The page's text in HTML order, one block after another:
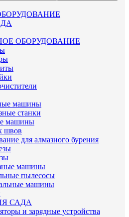
ОБОРУДОВАНИЕ
машины
станки
машины
швов
для алмазного бурения
машины
пылесосы
машины
САДА
и зарядные устройства